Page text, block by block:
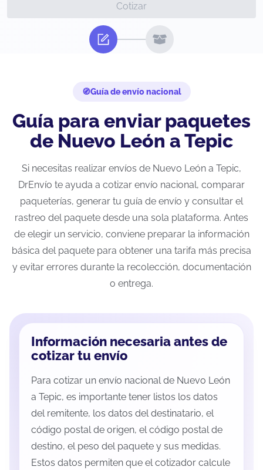
Cotizar
Guía de envío nacional
Guía para enviar paquetes
de Nuevo León a Tepic
Si necesitas realizar envíos de Nuevo León a Tepic,
DrEnvío te ayuda a cotizar envío nacional, comparar
paqueterías, generar tu guía de envío y consultar el
rastreo del paquete desde una sola plataforma. Antes
de elegir un servicio, conviene preparar la información
básica del paquete para obtener una tarifa más precisa
y evitar errores durante la recolección, documentación
o entrega.
Información necesaria antes de
cotizar tu envío
Para cotizar un envío nacional de Nuevo León
a Tepic, es importante tener listos los datos
del remitente, los datos del destinatario, el
código postal de origen, el código postal de
destino, el peso del paquete y sus medidas.
Estos datos permiten que el cotizador calcule